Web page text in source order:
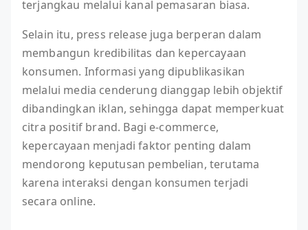
terjangkau melalui kanal pemasaran biasa.
Selain itu, press release juga berperan dalam
membangun kredibilitas dan kepercayaan
konsumen. Informasi yang dipublikasikan
melalui media cenderung dianggap lebih objektif
dibandingkan iklan, sehingga dapat memperkuat
citra positif brand. Bagi e-commerce,
kepercayaan menjadi faktor penting dalam
mendorong keputusan pembelian, terutama
karena interaksi dengan konsumen terjadi
secara online.